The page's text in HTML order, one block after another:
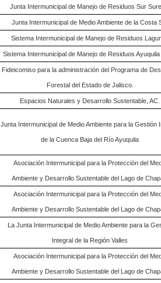
Junta Intermunicipal de Manejo de Residuos Sur
Junta Intermunicipal de Medio Ambiente de la Costa
Sistema Intermunicipal de Manejo de Residuos
Sistema Intermunicipal de Manejo de Residuos Ayuquila
Fideicomiso para la administración del Programa de
Forestal del Estado de Jalisco.
Espacios Naturales y Desarrollo Sustentable, AC.
Junta Intermunicipal de Medio Ambiente para la Gestión
de la Cuenca Baja del Río Ayuquila
Asociación Intermunicipal para la Protección del
Ambiente y Desarrollo Sustentable del Lago de
Asociación Intermunicipal para la Protección del
Ambiente y Desarrollo Sustentable del Lago de
La Junta Intermunicipal de Medio Ambiente para la
Integral de la Región Valles
Asociación Intermunicipal para la Protección del
Ambiente y Desarrollo Sustentable del Lago de